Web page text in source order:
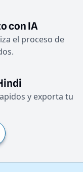
con IA
el proceso de
y exporta tu